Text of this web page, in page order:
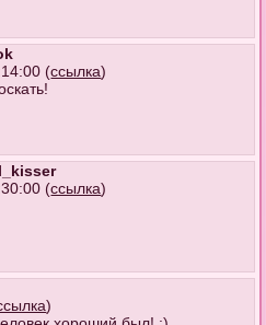
(ссылка)
(ссылка)
)